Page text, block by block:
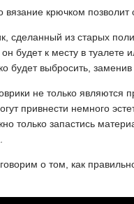
вязание крючком
сделанный из старых
будет к месту в туалете
будет выбросить,
не только являются
привнести немного
только запастись
о том, как